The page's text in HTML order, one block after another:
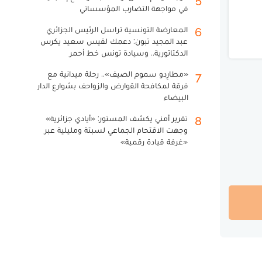
في مواجهة التضارب المؤسساتي
6
المعارضة التونسية تراسل الرئيس الجزائري
عبد المجيد تبون: دعمك لقيس سعيد يكرس
الدكتاتورية.. وسيادة تونس خط أحمر
7
«مطارِدو سموم الصيف».. رحلة ميدانية مع
فرقة لمكافحة القوارض والزواحف بشوارع الدار
البيضاء
8
تقرير أمني يكشف المستور: «أيادي جزائرية»
وجهت الاقتحام الجماعي لسبتة ومليلية عبر
«غرفة قيادة رقمية»